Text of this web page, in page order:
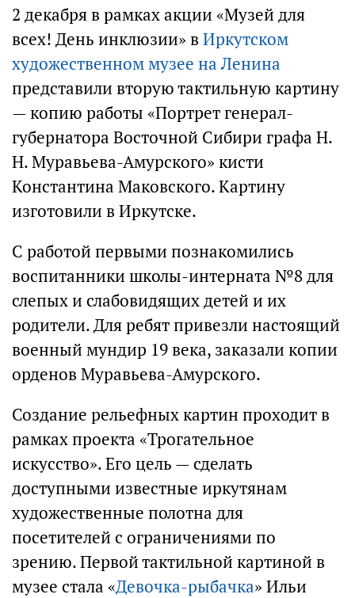
2 декабря в рамках акции «Музей для
всех! День инклюзии» в Иркутском
художественном музее на Ленина
представили вторую тактильную картину
— копию работы «Портрет генерал-
губернатора Восточной Сибири графа Н.
Н. Муравьева-Амурского» кисти
Константина Маковского. Картину
изготовили в Иркутске.
С работой первыми познакомились
воспитанники школы-интерната №8 для
слепых и слабовидящих детей и их
родители. Для ребят привезли настоящий
военный мундир 19 века, заказали копии
орденов Муравьева-Амурского.
Создание рельефных картин проходит в
рамках проекта «Трогательное
искусство». Его цель — сделать
доступными известные иркутянам
художественные полотна для
посетителей с ограничениями по
зрению. Первой тактильной картиной в
музее стала «Девочка-рыбачка» Ильи